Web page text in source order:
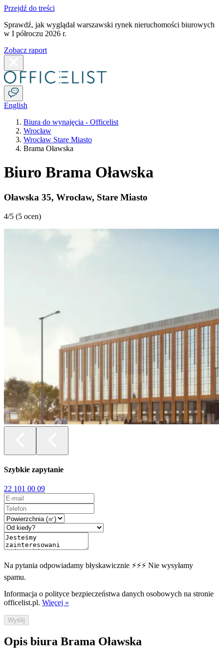
Przejdź do treści
Sprawdź, jak wyglądał warszawski rynek nieruchomości biurowych
w I półroczu 2026 r.
Zobacz raport
English
Biura do wynajęcia - Officelist
Wrocław
Wrocław Stare Miasto
Brama Oławska
Biuro Brama Oławska
Oławska 35, Wrocław, Stare Miasto
4/5 (5 ocen)
Szybkie zapytanie
22 101 00 09
Na pytania odpowiadamy błyskawicznie ⚡⚡⚡ Nie wysyłamy
spamu.
Informacja o polityce bezpieczeństwa danych osobowych na stronie
officelist.pl. Więcej »
Wyślij
Opis biura Brama Oławska